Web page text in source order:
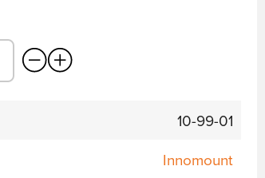
10-99-01
Innomount